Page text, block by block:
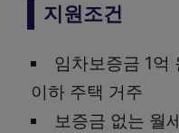
지원조건
임차보증금 1억
이하 주택 거주
보증금 없는 월